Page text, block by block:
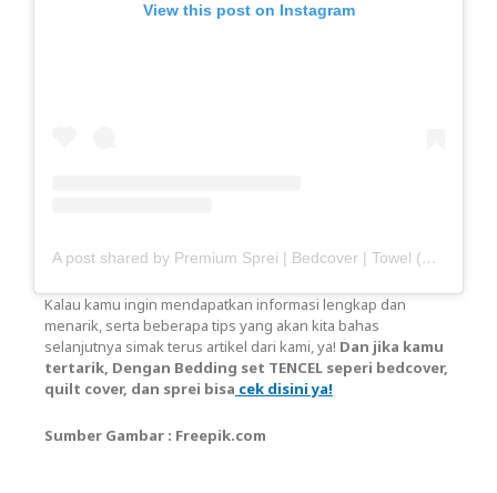
View this post on Instagram
A post shared by Premium Sprei | Bedcover | Towel (@haisante)
Kalau kamu ingin mendapatkan informasi lengkap dan
menarik, serta beberapa tips yang akan kita bahas
selanjutnya simak terus artikel dari kami, ya! Dan jika kamu
tertarik, Dengan Bedding set TENCEL seperi bedcover,
quilt cover, dan sprei bisa cek disini ya!
Sumber Gambar : Freepik.com